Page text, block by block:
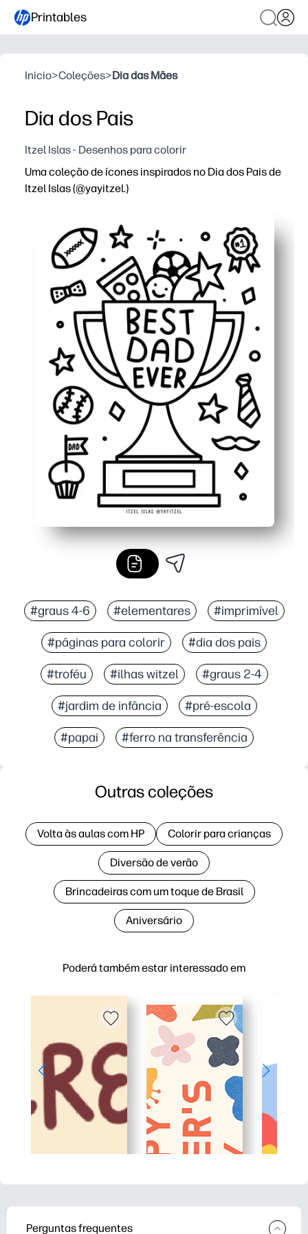
Printables
Inicio>Coleções>Dia das Mães
Dia dos Pais
Itzel Islas - Desenhos para colorir
Uma coleção de ícones inspirados no Dia dos Pais de
Itzel Islas (@yayitzel.)
Ícones divertidos de misturar e combinar permitem
Desenvolve habilidades motoras finas e se
A arte de linha limpa e com baixo teor de tinta
#graus 4-6 #elementares #imprimível
#páginas para colorir #dia dos pais
#troféu #ilhas witzel #graus 2-4
#jardim de infância #pré-escola
#papai #ferro na transferência
Poderá também estar interessado em
Outras coleções
Volta às aulas com HP Colorir para crianças
Diversão de verão
Brincadeiras com um toque de Brasil
Aniversário
Perguntas frequentes